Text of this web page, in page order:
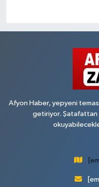
Afyon Haber, yepyeni
getiriyor. Şatafattan